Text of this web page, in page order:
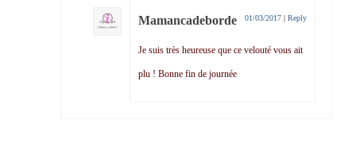
Mamancadeborde 01/03/2017 | Reply
Je suis très heureuse que ce velouté vous ait
plu ! Bonne fin de journée